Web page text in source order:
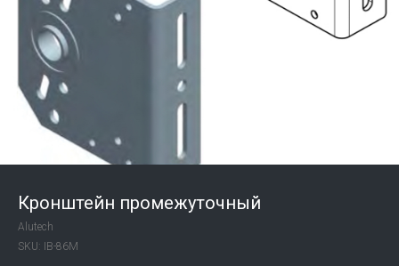
Кронштейн промежуточный
Alutech
SKU:
IB-86M